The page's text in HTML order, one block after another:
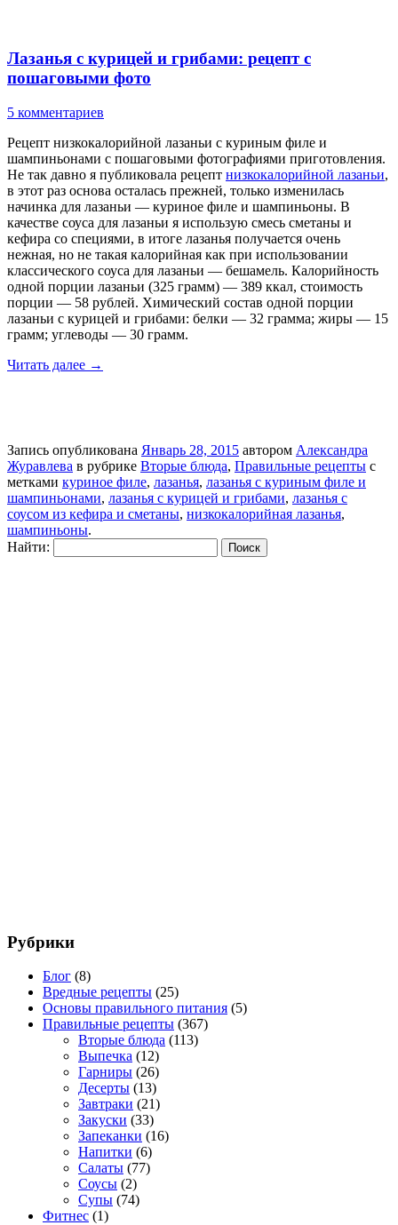
Лазанья с курицей и грибами: рецепт с
пошаговыми фото
5 комментариев
Рецепт низкокалорийной лазаньи с куриным филе и
шампиньонами с пошаговыми фотографиями приготовления.
Не так давно я публиковала рецепт низкокалорийной лазаньи,
в этот раз основа осталась прежней, только изменилась
начинка для лазаньи — куриное филе и шампиньоны. В
качестве соуса для лазаньи я использую смесь сметаны и
кефира со специями, в итоге лазанья получается очень
нежная, но не такая калорийная как при использовании
классического соуса для лазаньи — бешамель. Калорийность
одной порции лазаньи (325 грамм) — 389 ккал, стоимость
порции — 58 рублей. Химический состав одной порции
лазаньи с курицей и грибами: белки — 32 грамма; жиры — 15
грамм; углеводы — 30 грамм.
Читать далее →
Запись опубликована Январь 28, 2015 автором Александра
Журавлева в рубрике Вторые блюда, Правильные рецепты с
метками куриное филе, лазанья, лазанья с куриным филе и
шампиньонами, лазанья с курицей и грибами, лазанья с
соусом из кефира и сметаны, низкокалорийная лазанья,
шампиньоны.
Найти:
Рубрики
Блог (8)
Вредные рецепты (25)
Основы правильного питания (5)
Правильные рецепты (367)
Вторые блюда (113)
Выпечка (12)
Гарниры (26)
Десерты (13)
Завтраки (21)
Закуски (33)
Запеканки (16)
Напитки (6)
Салаты (77)
Соусы (2)
Супы (74)
Фитнес (1)